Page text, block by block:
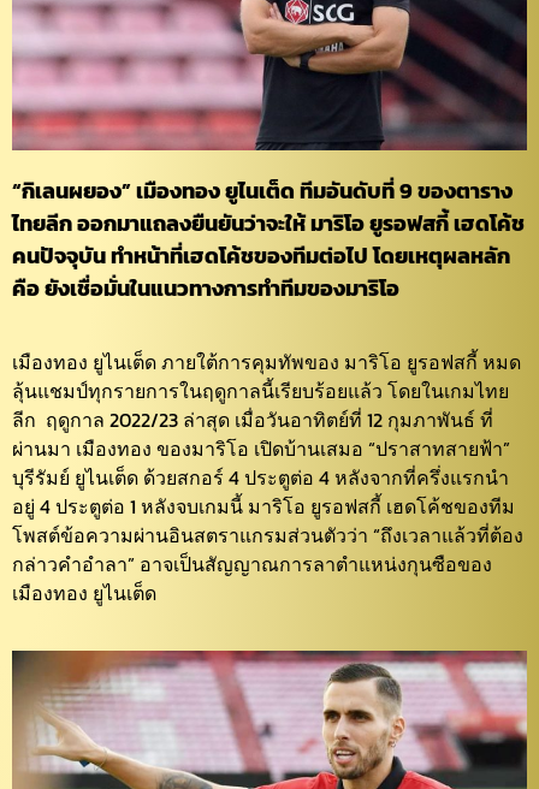
“กิเลนผยอง” เมืองทอง ยูไนเต็ด ทีมอันดับที่ 9 ของตาราง
ไทยลีก ออกมาแถลงยืนยันว่าจะให้ มาริโอ ยูรอฟสกี้ เฮดโค้ช
คนปัจจุบัน ทำหน้าที่เฮดโค้ชของทีมต่อไป โดยเหตุผลหลัก
คือ ยังเชื่อมั่นในแนวทางการทำทีมของมาริโอ
เมืองทอง ยูไนเต็ด ภายใต้การคุมทัพของ มาริโอ ยูรอฟสกี้ หมด
ลุ้นแชมป์ทุกรายการในฤดูกาลนี้เรียบร้อยแล้ว โดยในเกมไทย
ลีก ฤดูกาล 2022/23 ล่าสุด เมื่อวันอาทิตย์ที่ 12 กุมภาพันธ์ ที่
ผ่านมา เมืองทอง ของมาริโอ เปิดบ้านเสมอ “ปราสาทสายฟ้า”
บุรีรัมย์ ยูไนเต็ด ด้วยสกอร์ 4 ประตูต่อ 4 หลังจากที่ครึ่งแรกนำ
อยู่ 4 ประตูต่อ 1 หลังจบเกมนี้ มาริโอ ยูรอฟสกี้ เฮดโค้ชของทีม
โพสต์ข้อความผ่านอินสตราแกรมส่วนตัวว่า “ถึงเวลาแล้วที่ต้อง
กล่าวคำอำลา” อาจเป็นสัญญาณการลาตำแหน่งกุนซือของ
เมืองทอง ยูไนเต็ด